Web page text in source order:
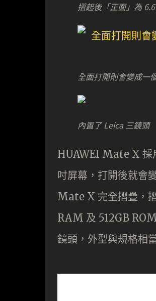
摺起後「正面」為
全面打開則會變成一
內置了 Leica 三鏡頭
HUAWEI Mate X 採
吋屏幕，打開後就會
Mate X 完全摺疊，
RAM 及 512GB
鏡頭，外型與規格相